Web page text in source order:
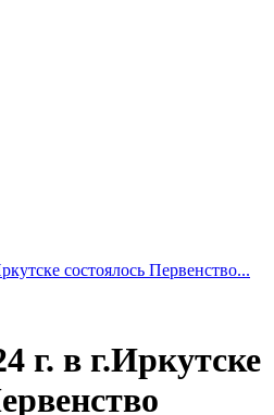
состоялось Первенство...
г. в г.Иркутске